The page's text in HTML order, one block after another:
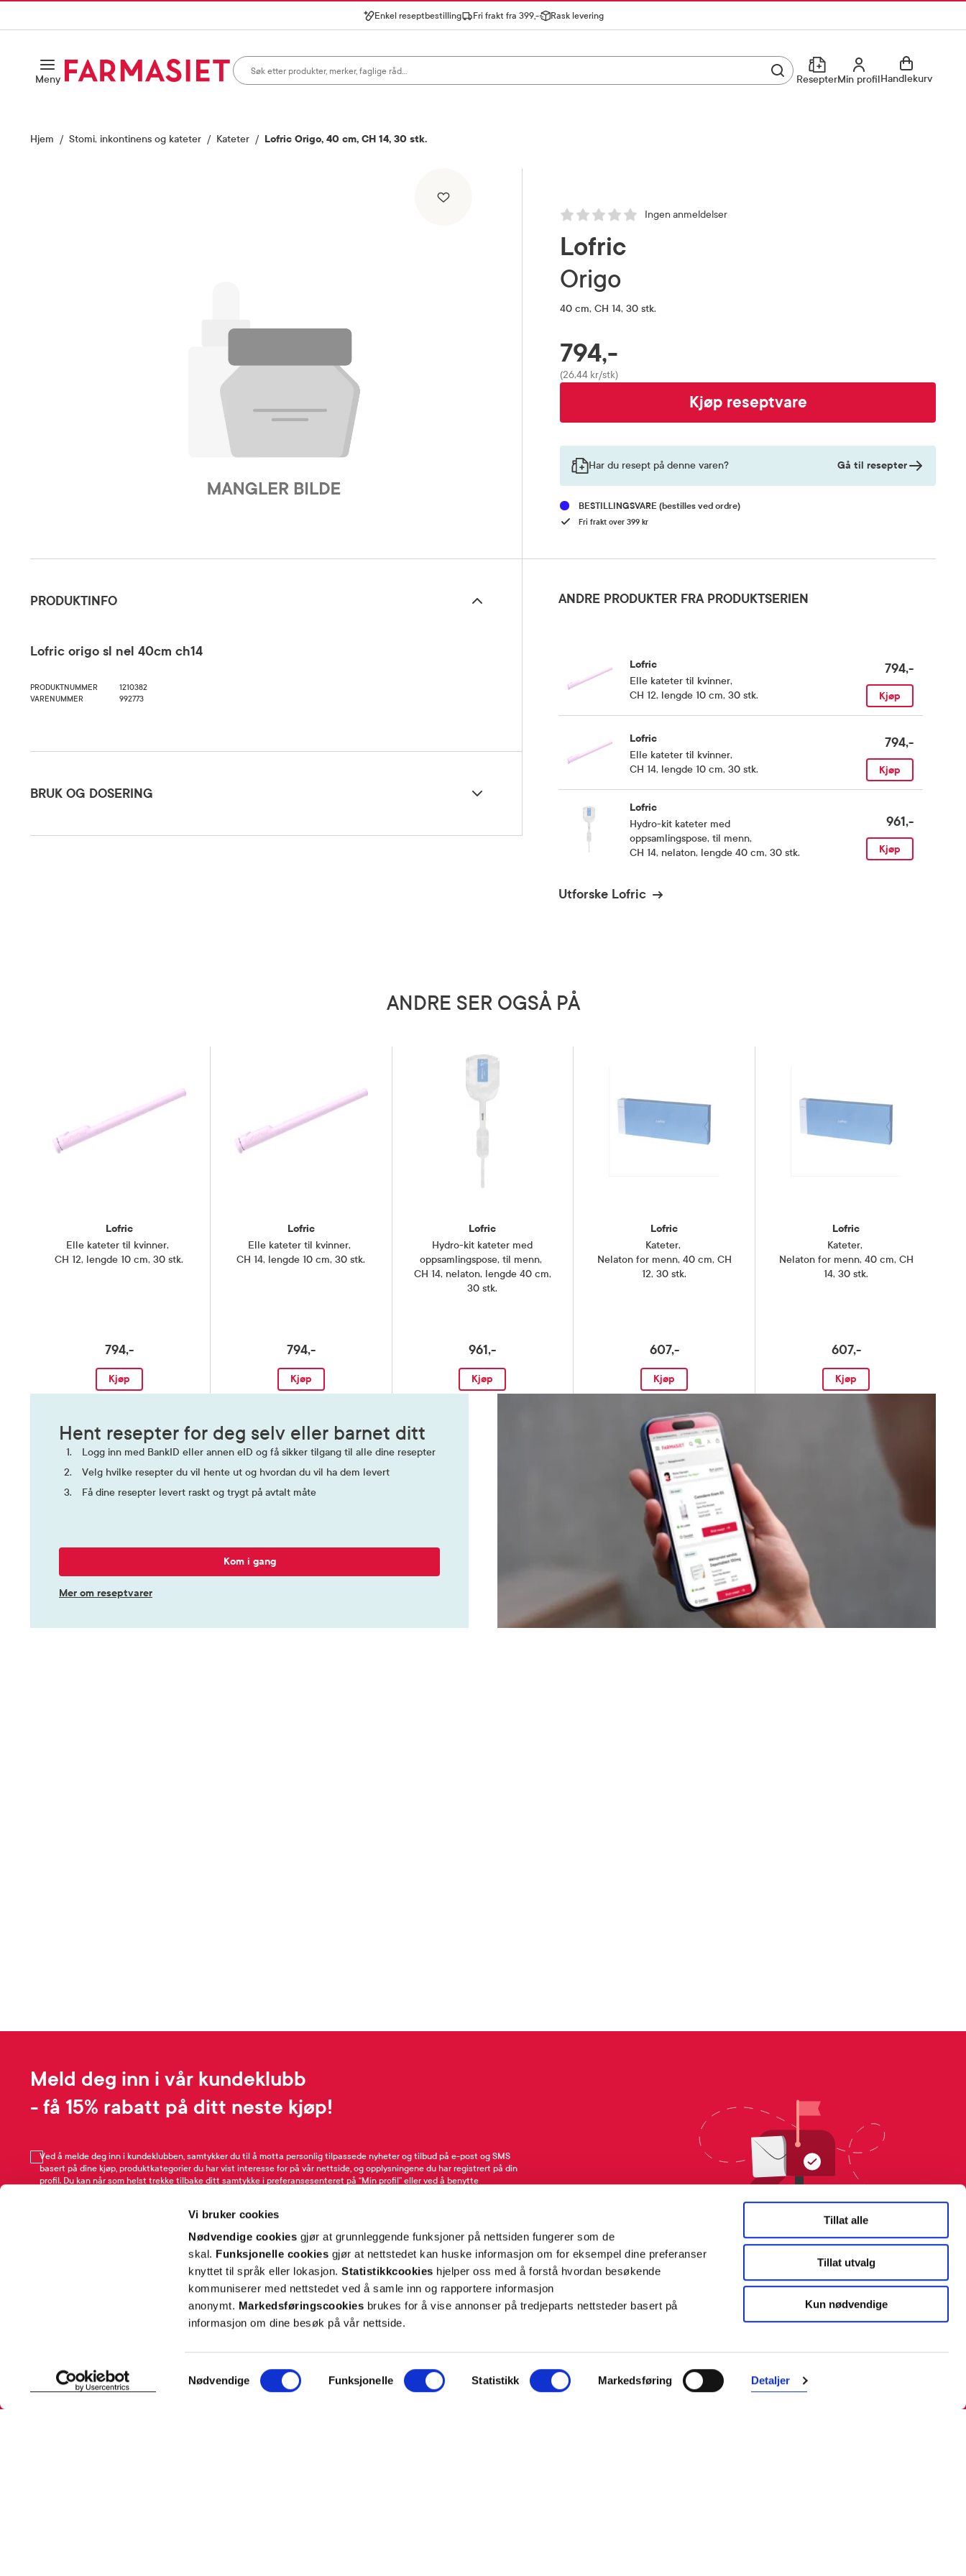
Vi bruker cookies
Nødvendige cookies gjør at grunnleggende funksjoner på nettsiden fungerer som de
skal. Funksjonelle cookies gjør at nettstedet kan huske informasjon om for eksempel dine preferanser
knyttet til språk eller lokasjon.Statistikkcookies hjelper oss med å forstå hvordan besøkende
kommuniserer med nettstedet ved å samle inn og rapportere informasjon
anonymt. Markedsføringscookies brukes for å vise annonser på tredjeparts nettsteder basert på
informasjon om dine besøk på vår nettside.
Nødvendige Funksjonelle Statistikk Markedsføring Detaljer
Tillat alle
Tillat utvalg
Kun nødvendige
Enkel reseptbestilling Fri frakt fra 399,- Rask levering
INNHOLD
MenyÅpne
Søk i apotek
Utfør søkResepterMin profilMin profilHandlekurv
Hjem Stomi, inkontinens og kateter Kateter Lofric Origo, 40 cm, CH 14, 30 stk.
Ingen anmeldelser
Lofric
Origo
40 cm, CH 14, 30 stk.
RABATTPROSENT
Pris
794,-
(26,44 kr/stk)
Kjøp reseptvare
Har du resept på denne varen? Gå til resepter
BESTILLINGSVARE(bestilles ved ordre)
Fri frakt over 399 kr
PRODUKTINFO
Lofric origo sl nel 40cm ch14
PRODUKTNUMMER
1210382
VARENUMMER
992773
BRUK OG DOSERING
ANDRE PRODUKTER FRA PRODUKTSERIEN
Lofric
Elle kateter til kvinner,
CH 12, lengde 10 cm, 30 stk.
794,-
Kjøp
Lofric
Elle kateter til kvinner,
CH 14, lengde 10 cm, 30 stk.
794,-
Kjøp
Lofric
Hydro-kit kateter med
oppsamlingspose, til menn,
CH 14, nelaton, lengde 40 cm, 30 stk.
961,-
Kjøp
Utforske Lofric
ANDRE SER OGSÅ PÅ
Lofric
Elle kateter til kvinner,
CH 12, lengde 10 cm, 30 stk.
794,-
Kjøp
Lofric
Elle kateter til kvinner,
CH 14, lengde 10 cm, 30 stk.
794,-
Kjøp
Lofric
Hydro-kit kateter med
oppsamlingspose, til menn,
CH 14, nelaton, lengde 40 cm,
30 stk.
961,-
Kjøp
Lofric
Kateter,
Nelaton for menn, 40 cm, CH
12, 30 stk.
607,-
Kjøp
Lofric
Kateter,
Nelaton for menn, 40 cm, CH
14, 30 stk.
607,-
Kjøp
Hent resepter for deg selv eller barnet ditt
Logg inn med BankID eller annen eID og få sikker tilgang til alle dine resepter
Velg hvilke resepter du vil hente ut og hvordan du vil ha dem levert
Få dine resepter levert raskt og trygt på avtalt måte
Kom i gang
Mer om reseptvarer
Meld deg inn i vår kundeklubb
- få 15% rabatt på ditt neste kjøp!
Ved å melde deg inn i kundeklubben, samtykker du til å motta personlig tilpassede nyheter og tilbud på e-post og SMS
basert på dine kjøp, produktkategorier du har vist interesse for på vår nettside, og opplysningene du har registrert på din
profil. Du kan når som helst trekke tilbake ditt samtykke i preferansesenteret på “Min profil” eller ved å benytte
Meld meg på
Min profil
Om Farmasiet.no
Kontakt oss
nettapotek. Med tusenvis av